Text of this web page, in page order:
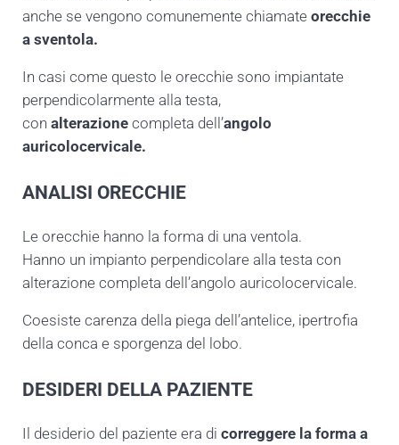
anche se vengono comunemente chiamate orecchie
a sventola.
In casi come questo le orecchie sono impiantate
perpendicolarmente alla testa,
con alterazionecompleta dell’angolo
auricolocervicale.
ANALISI ORECCHIE
Le orecchie hanno la forma di una ventola.
Hanno un impianto perpendicolare alla testa con
alterazione completa dell’angolo auricolocervicale.
Coesiste carenza della piega dell’antelice, ipertrofia
della conca e sporgenza del lobo.
DESIDERI DELLA PAZIENTE
Il desiderio del paziente era di correggere la forma a